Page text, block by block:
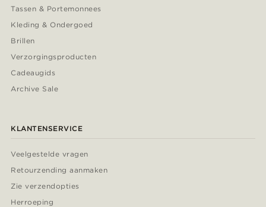
Tassen & Portemonnees
Kleding & Ondergoed
Brillen
Verzorgingsproducten
Cadeaugids
Archive Sale
KLANTENSERVICE
Veelgestelde vragen
Retourzending aanmaken
Zie verzendopties
Herroeping